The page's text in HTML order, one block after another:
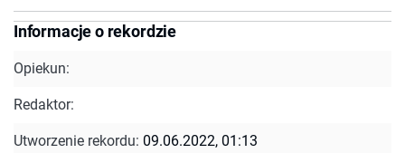
Informacje o rekordzie
Opiekun:
Redaktor:
Utworzenie rekordu: 09.06.2022, 01:13